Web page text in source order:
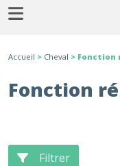
Accueil > Cheval > Fonction
Fonction
Filtrer